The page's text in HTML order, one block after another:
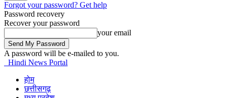
Forgot your password? Get help
Password recovery
Recover your password
your email
A password will be e-mailed to you.
Hindi News Portal
होम
छत्तीसगढ़